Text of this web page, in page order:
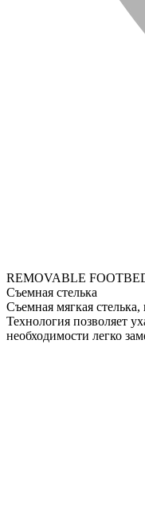
REMOVABLE
Съемная стелька
Съемная мягкая
Технология позволяет
необходимости легко